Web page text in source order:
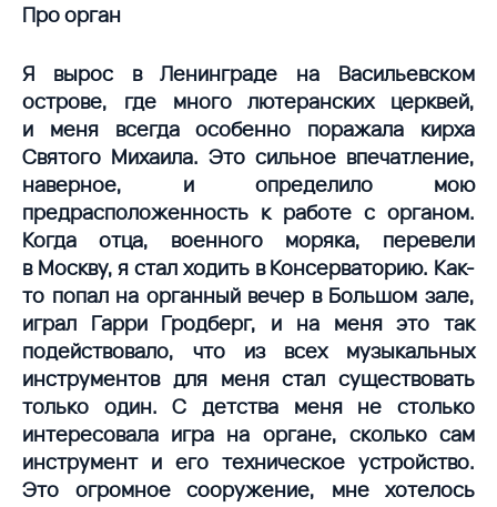
Про орган
Я вырос в Ленинграде на Васильевском
острове, где много лютеранских церквей,
и меня всегда особенно поражала кирха
Святого Михаила. Это сильное впечатление,
наверное, и определило мою
предрасположенность к работе с органом.
Когда отца, военного моряка, перевели
в Москву, я стал ходить в Консерваторию. Как-
то попал на органный вечер в Большом зале,
играл Гарри Гродберг, и на меня это так
подействовало, что из всех музыкальных
инструментов для меня стал существовать
только один. С детства меня не столько
интересовала игра на органе, сколько сам
инструмент и его техническое устройство.
Это огромное сооружение, мне хотелось